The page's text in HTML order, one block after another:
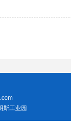
斯工业园